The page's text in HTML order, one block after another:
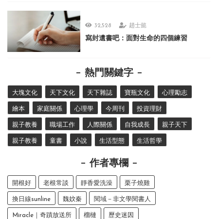
32,528 趙士懿
寫封遺書吧：面對生命的四個練習
熱門關鍵字
大塊文化 天下文化 天下雜誌 寶瓶文化 心理勵志
繪本 家庭關係 心理學 今周刊 投資理財
親子教養 職場工作 人際關係 自我成長 親子天下
親子教養 童書 小說 生活型態 生活哲學
作者專欄
開根好 老根常談 靜香愛洗澡 栗子燒雞
換日線sunline 魏妏秦 閱域－非文學閱書人
Miracle｜奇蹟放送所 榴槤 歷史迷因